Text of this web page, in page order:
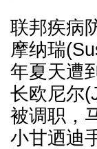
联邦疾病
摩纳瑞
年夏天遭
长欧尼尔
被调职，
小甘迺迪